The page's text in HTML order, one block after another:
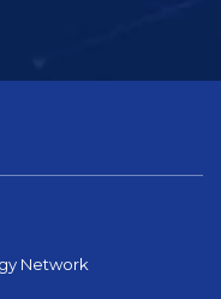
Network